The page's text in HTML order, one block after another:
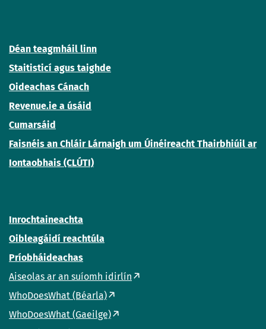
Déan teagmháil linn
Staitisticí agus taighde
Oideachas Cánach
Revenue.ie a úsáid
Cumarsáid
Faisnéis an Chláir Lárnaigh um Úinéireacht Thairbhiúil ar
Iontaobhais (CLÚTI)
Inrochtaineachta
Oibleagáidí reachtúla
Príobháideachas
Aiseolas ar an suíomh idirlín
WhoDoesWhat (Béarla)
WhoDoesWhat (Gaeilge)